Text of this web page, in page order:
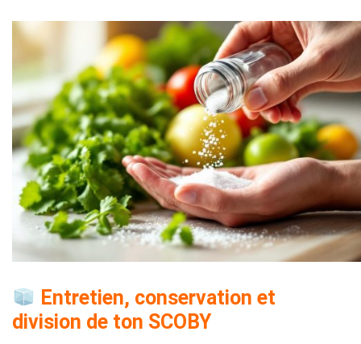
Entretien, conservation et
division de ton SCOBY